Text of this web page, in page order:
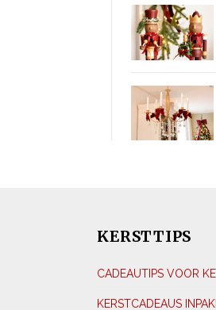
KERSTTIPS
CADEAUTIPS VOOR
KERSTCADEAUS